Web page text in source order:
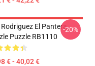
Rodriguez El Pantera
Puzzle RB1110
€ - 40,02 €
-20%